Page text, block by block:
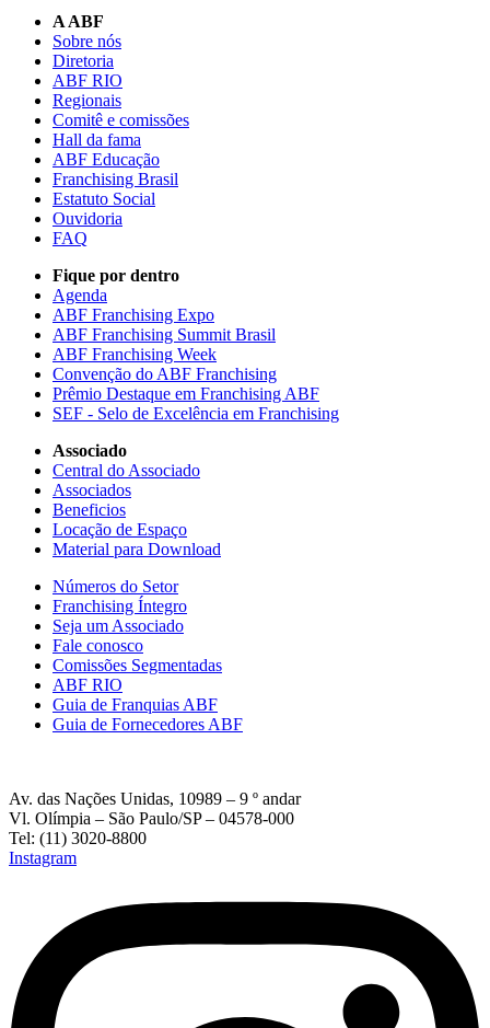
A ABF
Sobre nós
Diretoria
ABF RIO
Regionais
Comitê e comissões
Hall da fama
ABF Educação
Franchising Brasil
Estatuto Social
Ouvidoria
FAQ
Fique por dentro
Agenda
ABF Franchising Expo
ABF Franchising Summit Brasil
ABF Franchising Week
Convenção do ABF Franchising
Prêmio Destaque em Franchising ABF
SEF - Selo de Excelência em Franchising
Associado
Central do Associado
Associados
Beneficios
Locação de Espaço
Material para Download
Números do Setor
Franchising Íntegro
Seja um Associado
Fale conosco
Comissões Segmentadas
ABF RIO
Guia de Franquias ABF
Guia de Fornecedores ABF
Av. das Nações Unidas, 10989 – 9 º andar
Vl. Olímpia – São Paulo/SP – 04578-000
Tel: (11) 3020-8800
Instagram